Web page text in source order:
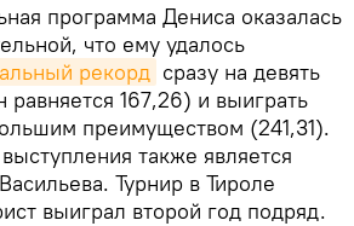
программа Дениса оказалась
что ему удалось
рекорд сразу на девять
равняется 167,26) и выиграть
преимуществом (241,31).
также является
Турнир в Тироле
выиграл второй год подряд.